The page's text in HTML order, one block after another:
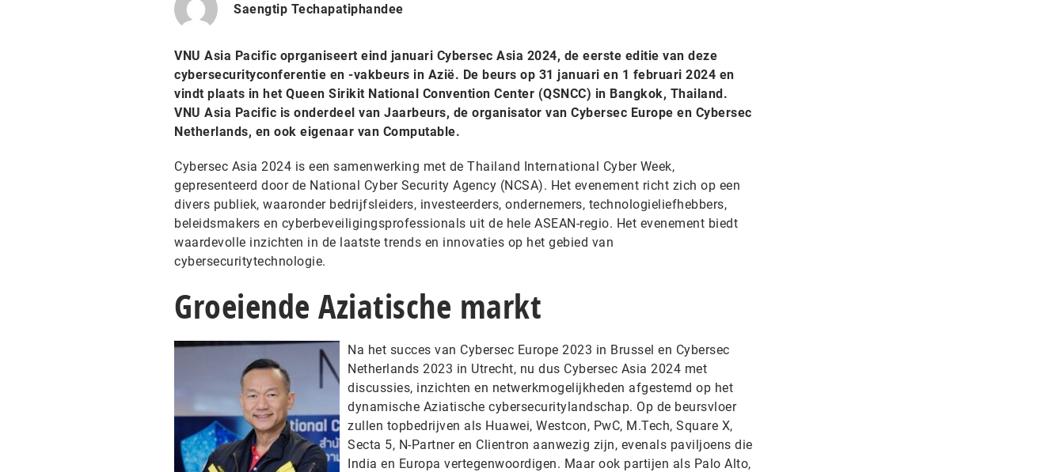
Saengtip Techapatiphandee
VNU Asia Pacific oprganiseert eind januari Cybersec Asia 2024, de eerste editie van deze
cybersecurityconferentie en -vakbeurs in Azië. De beurs op 31 januari en 1 februari 2024 en
vindt plaats in het Queen Sirikit National Convention Center (QSNCC) in Bangkok, Thailand.
VNU Asia Pacific is onderdeel van Jaarbeurs, de organisator van Cybersec Europe en Cybersec
Netherlands, en ook eigenaar van Computable.
Cybersec Asia 2024 is een samenwerking met de Thailand International Cyber Week,
gepresenteerd door de National Cyber Security Agency (NCSA). Het evenement richt zich op een
divers publiek, waaronder bedrijfsleiders, investeerders, ondernemers, technologieliefhebbers,
beleidsmakers en cyberbeveiligingsprofessionals uit de hele ASEAN-regio. Het evenement biedt
waardevolle inzichten in de laatste trends en innovaties op het gebied van
cybersecuritytechnologie.
Groeiende Aziatische markt
Na het succes van Cybersec Europe 2023 in Brussel en Cybersec
Netherlands 2023 in Utrecht, nu dus Cybersec Asia 2024 met
discussies, inzichten en netwerkmogelijkheden afgestemd op het
dynamische Aziatische cybersecuritylandschap. Op de beursvloer
zullen topbedrijven als Huawei, Westcon, PwC, M.Tech, Square X,
Secta 5, N-Partner en Clientron aanwezig zijn, evenals paviljoens die
India en Europa vertegenwoordigen. Maar ook partijen als Palo Alto,